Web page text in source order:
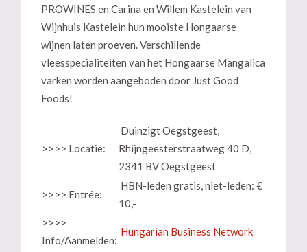
PROWINES en Carina en Willem Kastelein van
Wijnhuis Kastelein hun mooiste Hongaarse
wijnen laten proeven. Verschillende
vleesspecialiteiten van het Hongaarse Mangalica
varken worden aangeboden door Just Good
Foods!
>>>> Locatie:
Duinzigt Oegstgeest,
Rhijngeesterstraatweg 40 D,
2341 BV Oegstgeest
>>>> Entrée:
HBN-leden gratis, niet-leden: €
10,-
>>>>
Info/Aanmelden:
Hungarian Business Network